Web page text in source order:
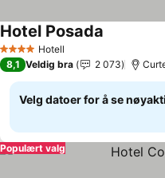
4 StjernerHotell
Hotel Posada
8,1 Veldig bra 2 073
Velg datoer for å se
Populært valg